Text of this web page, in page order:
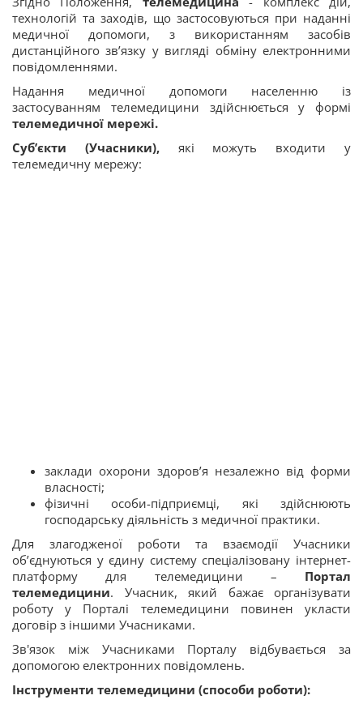
технологій та заходів, що застосовуються при наданні
медичної допомоги, з використанням засобів
дистанційного зв’язку у вигляді обміну електронними
повідомленнями.
Надання медичної допомоги населенню із
застосуванням телемедицини здійснюється у формі
телемедичної мережі.
Суб’єкти (Учасники),які можуть входити у
телемедичну мережу:
заклади охорони здоров’я незалежно від форми
власності;
фізичні особи-підприємці, які здійснюють
господарську діяльність з медичної практики.
Для злагодженої роботи та взаємодії Учасники
об’єднуються у єдину систему спеціалізовану інтернет-
платформу для телемедицини – Портал
телемедицини. Учасник, який бажає організувати
роботу у Порталі телемедицини повинен укласти
договір з іншими Учасниками.
Зв'язок між Учасниками Порталу відбувається за
допомогою електронних повідомлень.
Інструменти телемедицини (способи роботи):